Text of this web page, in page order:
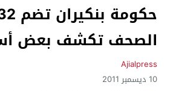
الصحف تكشف بعض
Ajialpress
10 ديسمبر 2011